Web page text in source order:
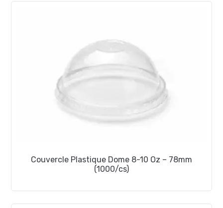
Couvercle Plastique Dome 8-10 Oz – 78mm
(1000/cs)